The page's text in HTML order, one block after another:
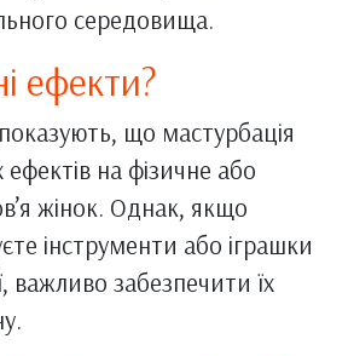
середовища.
ефекти?
що мастурбація
на фізичне або
жінок. Однак, якщо
інструменти або іграшки
важливо забезпечити їх